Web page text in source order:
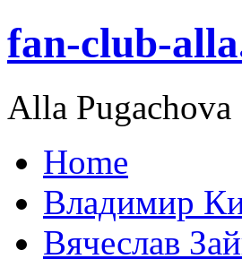
fan-club-
Alla Pugachova
Home
Владимир
Вячеслав